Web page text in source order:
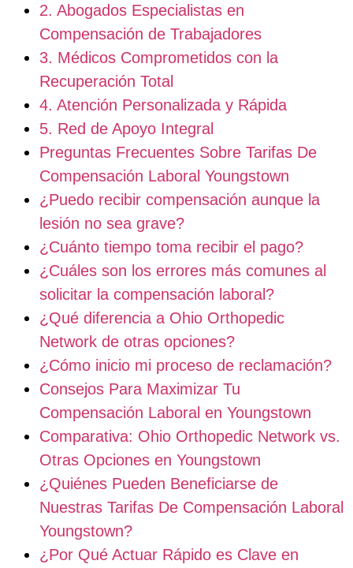
2. Abogados Especialistas en
Compensación de Trabajadores
3. Médicos Comprometidos con la
Recuperación Total
4. Atención Personalizada y Rápida
5. Red de Apoyo Integral
Preguntas Frecuentes Sobre Tarifas De
Compensación Laboral Youngstown
¿Puedo recibir compensación aunque la
lesión no sea grave?
¿Cuánto tiempo toma recibir el pago?
¿Cuáles son los errores más comunes al
solicitar la compensación laboral?
¿Qué diferencia a Ohio Orthopedic
Network de otras opciones?
¿Cómo inicio mi proceso de reclamación?
Consejos Para Maximizar Tu
Compensación Laboral en Youngstown
Comparativa: Ohio Orthopedic Network vs.
Otras Opciones en Youngstown
¿Quiénes Pueden Beneficiarse de
Nuestras Tarifas De Compensación Laboral
Youngstown?
¿Por Qué Actuar Rápido es Clave en